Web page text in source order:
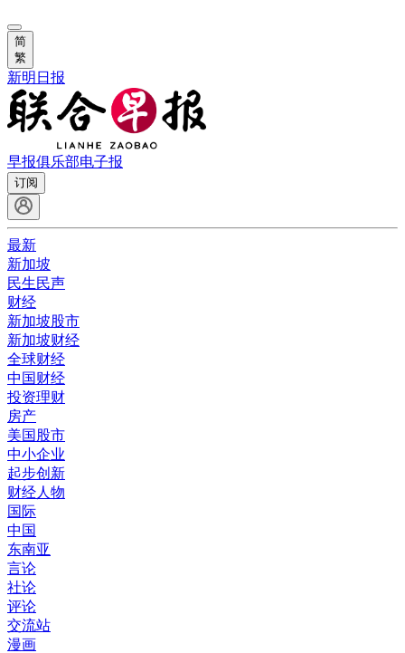
简
繁
新明日报
早报俱乐部电子报
订阅
最新
新加坡
民生民声
财经
新加坡股市
新加坡财经
全球财经
中国财经
投资理财
房产
美国股市
中小企业
起步创新
财经人物
国际
中国
东南亚
言论
社论
评论
交流站
漫画